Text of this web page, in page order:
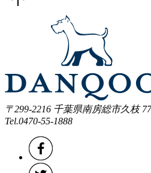
〒299-2216 千葉県南房総市久枝
Tel.0470-55-1888